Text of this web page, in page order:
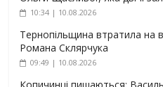
10:34 | 10.08.2026
Тернопільщина втратила на
Романа Склярчука
09:49 | 10.08.2026